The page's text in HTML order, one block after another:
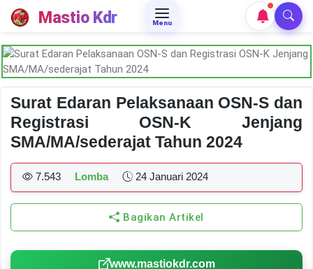
Mastio Kdr Menu
Surat Edaran Pelaksanaan OSN-S dan
Registrasi OSN-K Jenjang
SMA/MA/sederajat Tahun 2024
7.543 Lomba 24 Januari 2024
Bagikan Artikel
www.mastiokdr.com